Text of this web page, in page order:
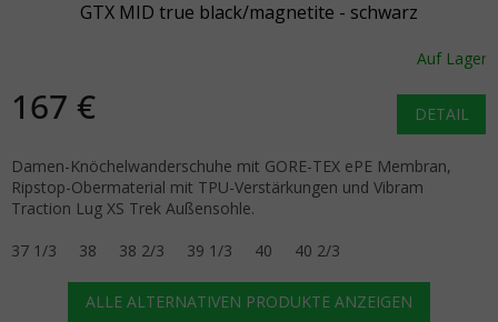
GTX MID true black/magnetite - schwarz
Auf Lager
167 € DETAIL
Damen-Knöchelwandersch­uhe mit GORE-TEX ePE Membran,
Ripstop-Obermaterial mit TPU-Verstärkungen und Vibram
Traction Lug XS Trek Außensohle.
37 1/3
38 38 2/3 39 1/3 40 40 2/3
ALLE ALTERNATIVEN PRODUKTE ANZEIGEN